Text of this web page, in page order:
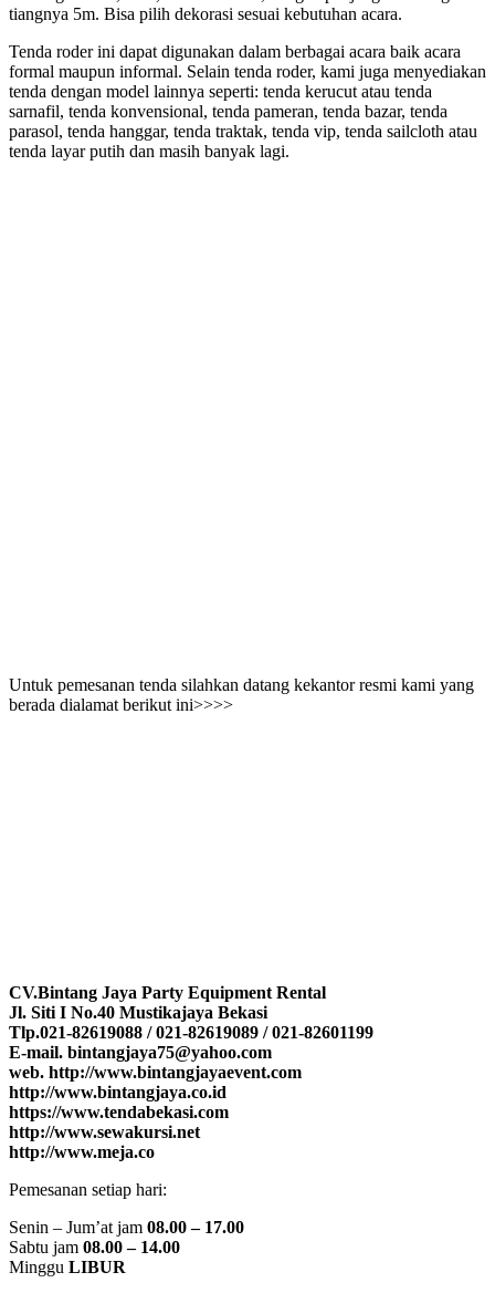
tiangnya 5m. Bisa pilih dekorasi sesuai kebutuhan acara.
Tenda roder ini dapat digunakan dalam berbagai acara baik acara
formal maupun informal. Selain tenda roder, kami juga menyediakan
tenda dengan model lainnya seperti: tenda kerucut atau tenda
sarnafil, tenda konvensional, tenda pameran, tenda bazar, tenda
parasol, tenda hanggar, tenda traktak, tenda vip, tenda sailcloth atau
tenda layar putih dan masih banyak lagi.
Untuk pemesanan tenda silahkan datang kekantor resmi kami yang
berada dialamat berikut ini>>>>
CV.Bintang Jaya Party Equipment Rental
Jl. Siti I No.40 Mustikajaya Bekasi
Tlp.021-82619088 / 021-82619089 / 021-82601199
E-mail. bintangjaya75@yahoo.com
web. http://www.bintangjayaevent.com
http://www.bintangjaya.co.id
https://www.tendabekasi.com
http://www.sewakursi.net
http://www.meja.co
Pemesanan setiap hari:
Senin – Jum’at jam 08.00 – 17.00
Sabtu jam 08.00 – 14.00
Minggu LIBUR